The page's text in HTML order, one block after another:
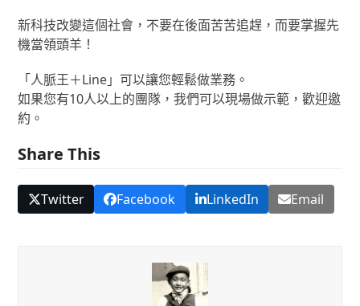
新科技改變這個社會，不要在後面苦苦追趕，而要掌握先
機當領頭羊！
「人脈王＋Line」可以讓您輕鬆做業務。
如果您有10人以上的團隊，我們可以現場做示範，歡迎邀
約。
Share This
Twitter Facebook LinkedIn Email